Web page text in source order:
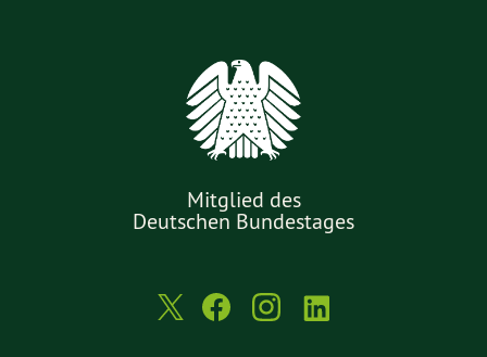
Mitglied des
Deutschen Bundestages